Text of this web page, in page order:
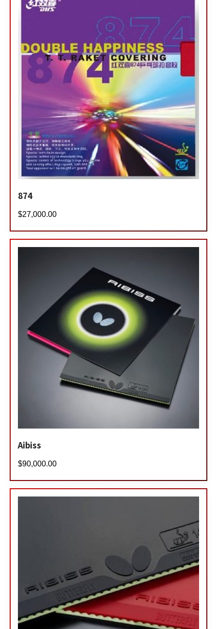
874
$27,000.00
Aibiss
$90,000.00